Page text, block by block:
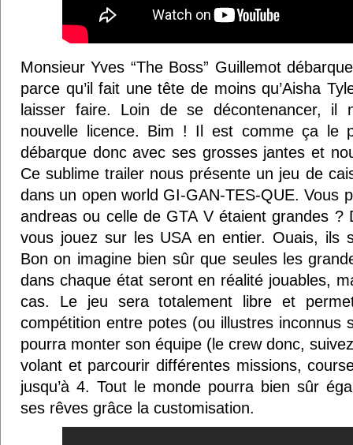
Monsieur Yves “The Boss” Guillemot
parce qu’il fait une tête de moins qu’Aisha
laisser faire. Loin de se décontenancer, il
nouvelle licence. Bim ! Il est comme ça le
débarque donc avec ses grosses jantes et
Ce sublime trailer nous présente un jeu de
dans un open world GI-GAN-TES-QUE. Vous
andreas ou celle de GTA V étaient grandes ?
vous jouez sur les USA en entier. Ouais, ils
Bon on imagine bien sûr que seules les
dans chaque état seront en réalité jouables,
cas. Le jeu sera totalement libre et
compétition entre potes (ou illustres inconnus
pourra monter son équipe (le crew donc,
volant et parcourir différentes missions,
jusqu’à 4. Tout le monde pourra bien sûr
ses rêves grâce la customisation.